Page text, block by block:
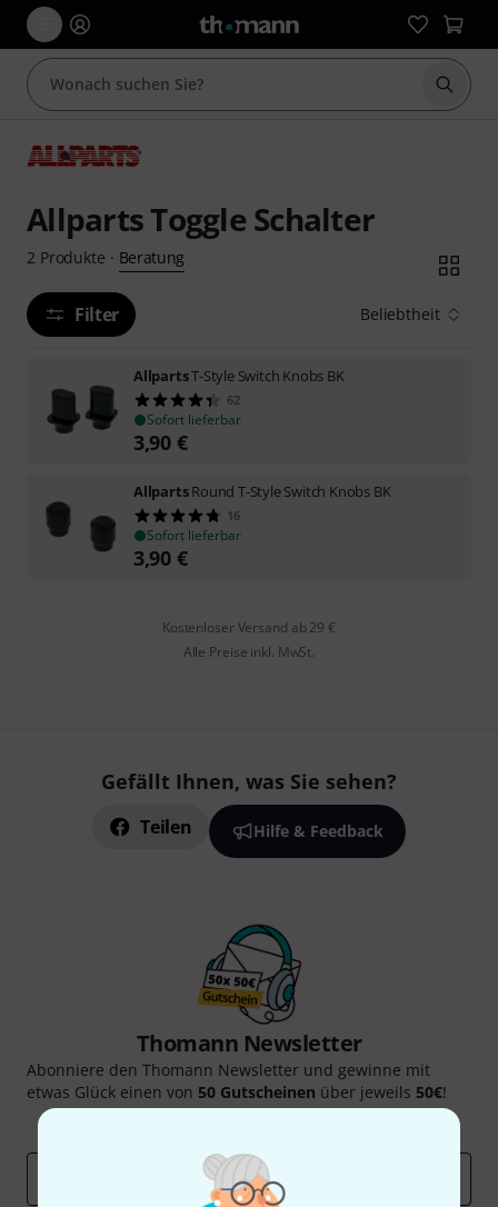
Suche
Allparts Toggle Schalter
2 Produkte · Beratung
Filter Beliebtheit
AllpartsT-Style Switch Knobs BK
62
Sofort lieferbar
3,90 €
AllpartsRound T-Style Switch Knobs BK
16
Sofort lieferbar
3,90 €
Kostenloser Versand ab 29 €
Alle Preise inkl. MwSt.
Gefällt Ihnen, was Sie sehen?
Teilen Hilfe & Feedback
Thomann Newsletter
Abonniere den Thomann Newsletter und gewinne mit
etwas Glück einen von 50 Gutscheinen über jeweils 50€!
Thomann Insights